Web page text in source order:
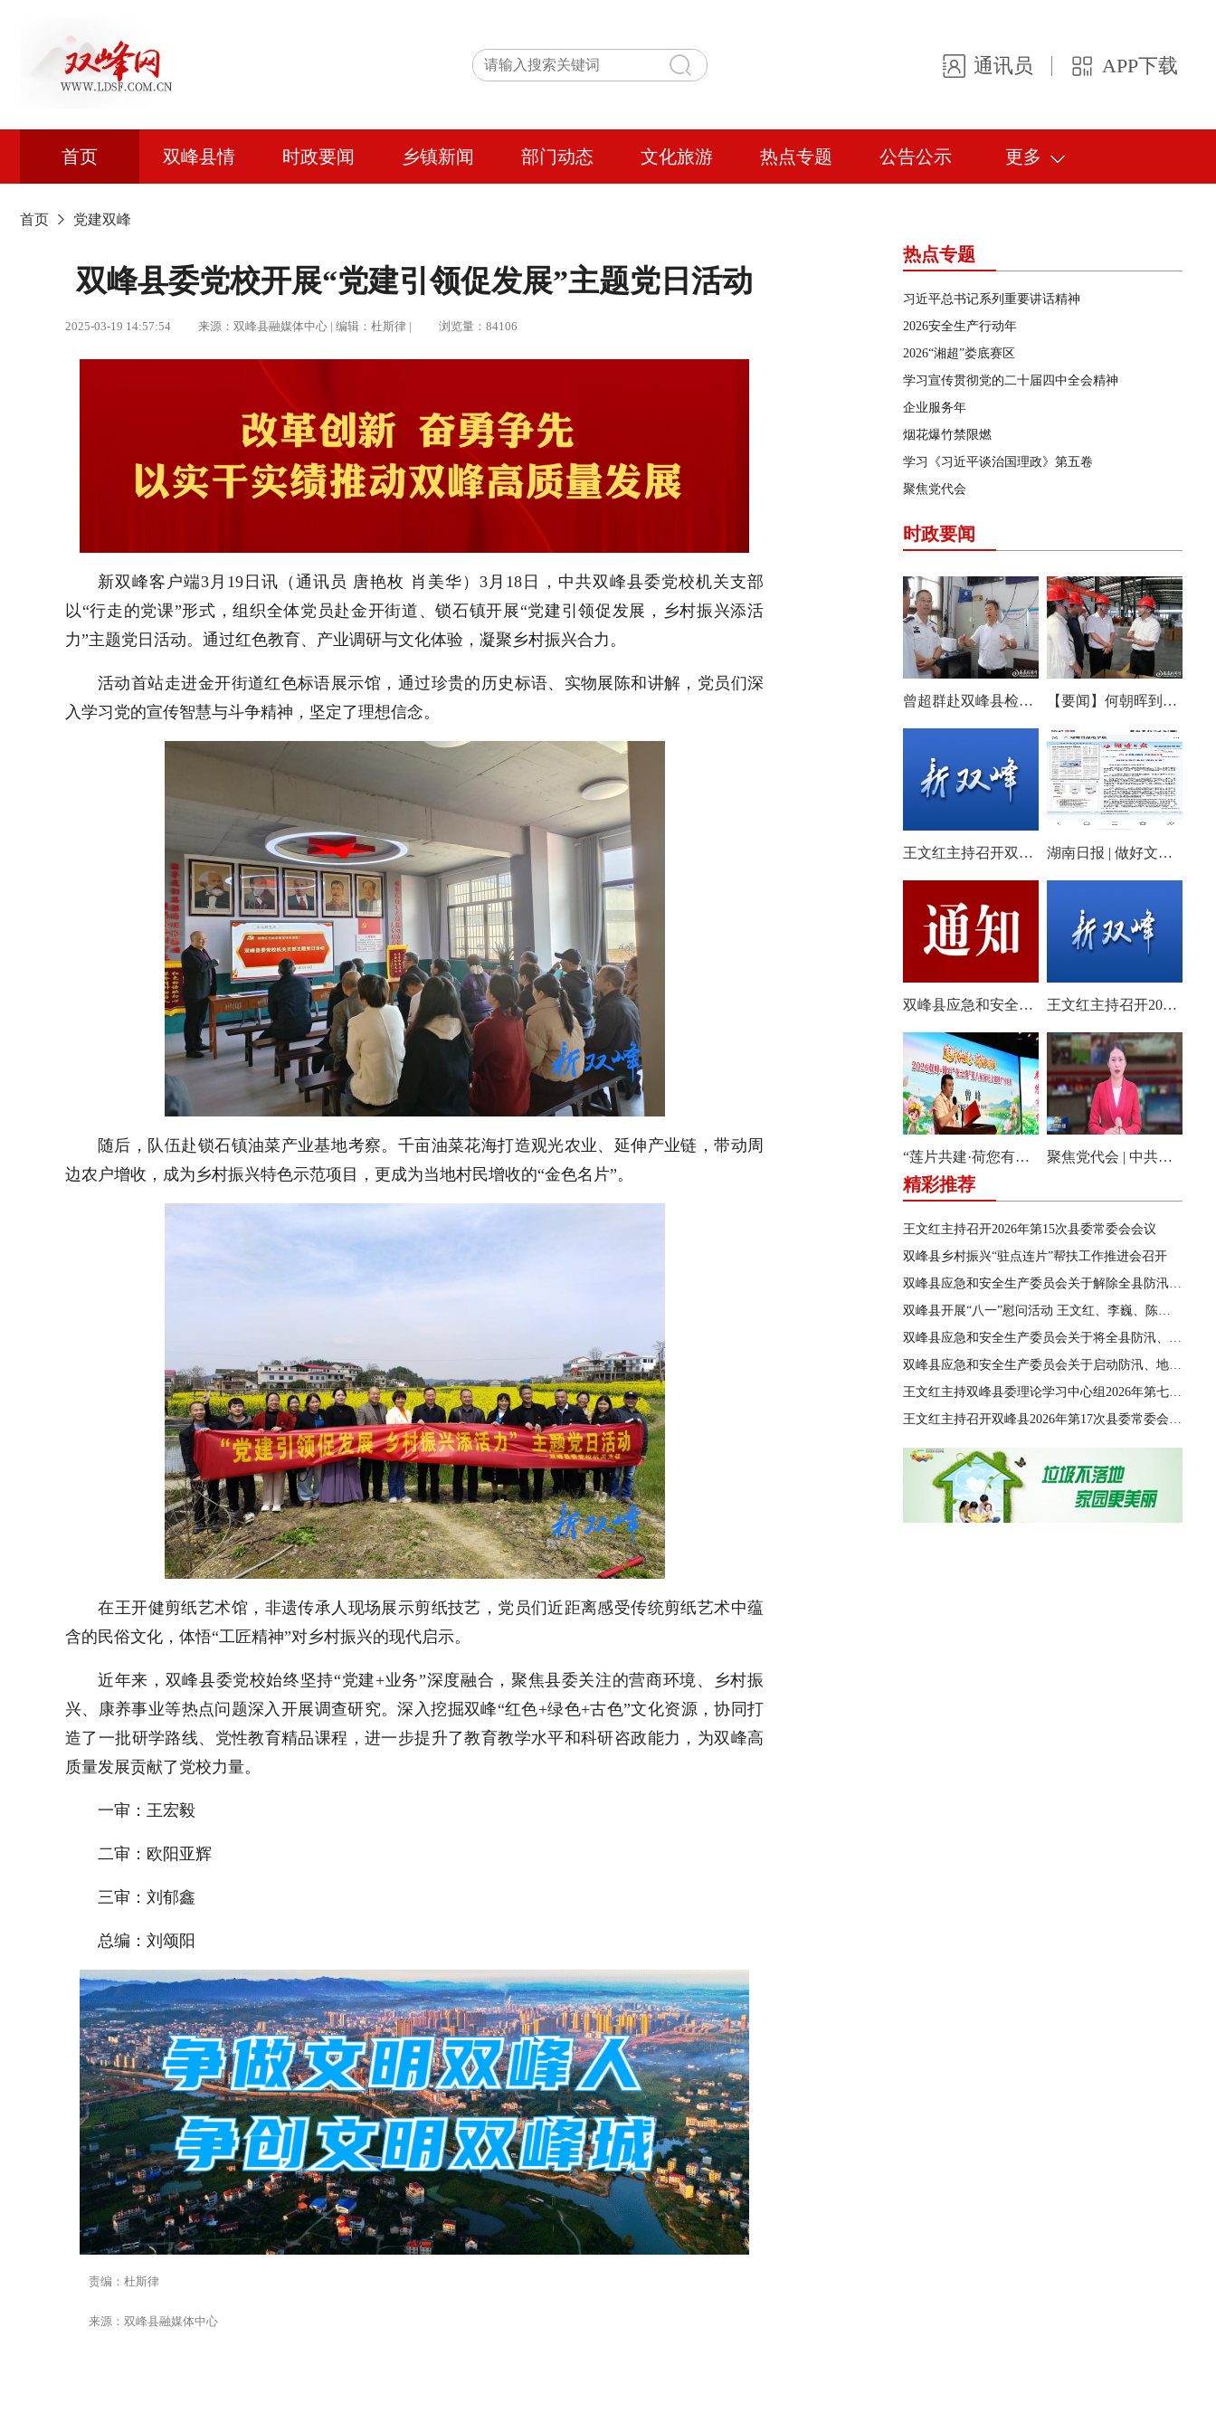
通讯员 APP下载
首页 双峰县情 时政要闻 乡镇新闻 部门动态 文化旅游 热点专题 公告公示 更多
首页 党建双峰
双峰县委党校开展“党建引领促发展”主题党日活动
2025-03-19 14:57:54 来源：双峰县融媒体中心 | 编辑：杜斯律 | 浏览量：84106
新双峰客户端3月19日讯（通讯员 唐艳枚 肖美华 ） 3月18日‌，中共双峰县委党校机关支部
以“行走的党课”形式，组织全体党员赴金开街道、锁石镇开展“党建引领促发展，乡村振兴添活
力”主题党日活动。通过红色教育、产业调研与文化体验，凝聚乡村振兴合力。
活动首站走进‌金开街道红色标语展示馆‌，通过珍贵的历史标语、实物展陈和讲解，党员们深
入学习党的宣传智慧与斗争精神，坚定了理想信念。
随后，队伍赴‌锁石镇油菜产业基地‌考察。千亩油菜花海打造观光农业、延伸产业链，带动周
边农户增收，成为乡村振兴特色示范项目，更成为当地村民增收的“金色名片”。
在‌王开健剪纸艺术馆‌，非遗传承人现场展示剪纸技艺，党员们近距离感受传统剪纸艺术中蕴
含的民俗文化，体悟“工匠精神”对乡村振兴的现代启示。
近年来，双峰县委党校始终坚持“党建+业务”深度融合，聚焦县委关注的营商环境、乡村振
兴、康养事业等热点问题深入开展调查研究。深入挖掘双峰“红色+绿色+古色”文化资源，协同打
造了一批研学路线、党性教育精品课程，进一步提升了教育教学水平和科研咨政能力，为双峰高
质量发展贡献了党校力量。
一审：王宏毅
二审：欧阳亚辉
三审：刘郁鑫
总编：刘颂阳
责编：杜斯律
来源：双峰县融媒体中心
热点专题
习近平总书记系列重要讲话精神
2026安全生产行动年
2026“湘超”娄底赛区
学习宣传贯彻党的二十届四中全会精神
企业服务年
烟花爆竹禁限燃
学习《习近平谈治国理政》第五卷
聚焦党代会
时政要闻
曾超群赴双峰县检查安全生产工作 【要闻】何朝晖到双峰县调研农机产业发展：以改革创新思维培育壮大产业发展新动能
王文红主持召开双峰县2026年第18次县委常委会会议 湖南日报 | 做好文旅产业的“花样文章”
双峰县应急和安全生产委员会关于启动全县防汛、地质灾害、自然灾害救助四级应急响应的通知 王文红主持召开2026年第3次县委常委会（扩大）会议
“莲片共建·荷您有约” 2026双峰·锁石花之缘第八届荷花文旅推广体验月盛大开幕 聚焦党代会 | 中共双峰县第十四届委员会举行第一次全体会议
精彩推荐
王文红主持召开2026年第15次县委常委会会议
双峰县乡村振兴“驻点连片”帮扶工作推进会召开
双峰县应急和安全生产委员会关于解除全县防汛、地质灾害、自然灾害救助三级应急响应的通知
双峰县开展“八一”慰问活动 王文红、李巍、陈善干、王德文、李双红参加
双峰县应急和安全生产委员会关于将全县防汛、地质灾害、自然灾害救助应急响应由四级提升至三级的通知
双峰县应急和安全生产委员会关于启动防汛、地质灾害、自然灾害救助四级应急响应的通知
王文红主持双峰县委理论学习中心组2026年第七次集体（扩大）学习
王文红主持召开双峰县2026年第17次县委常委会会议